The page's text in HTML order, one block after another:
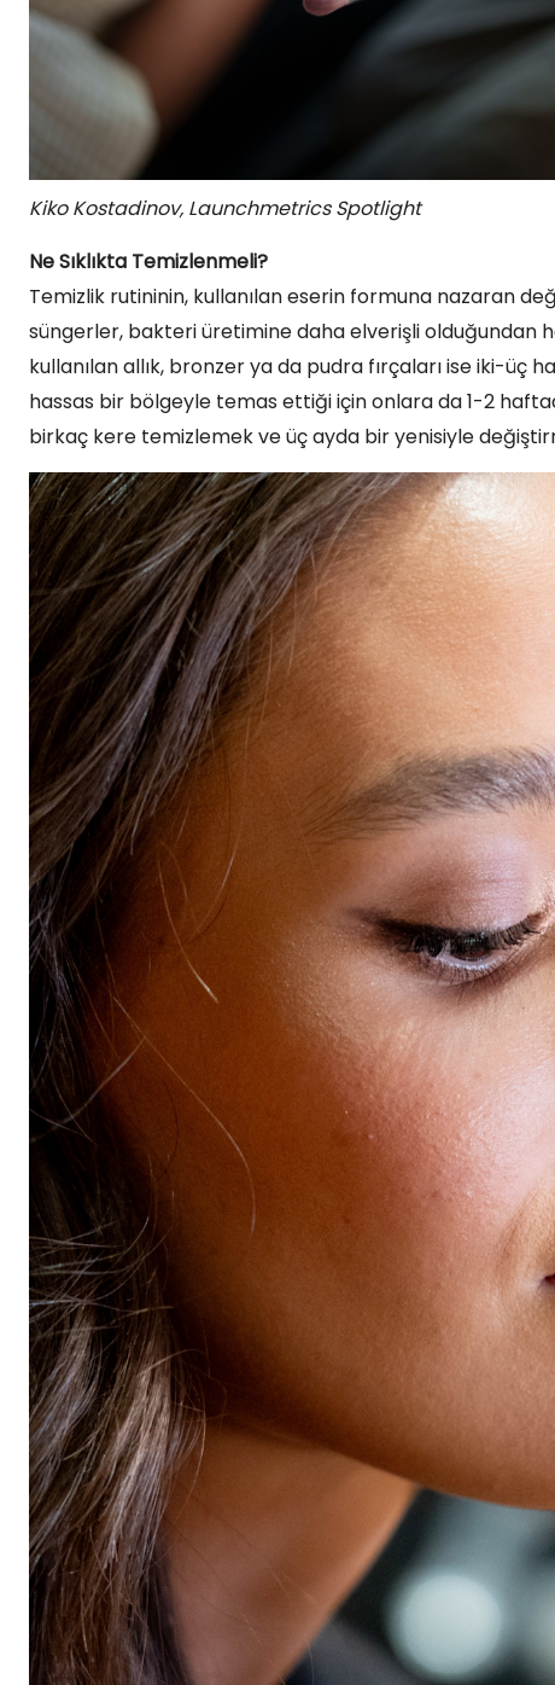
Kiko Kostadinov, Launchmetrics Spotlight
Ne Sıklıkta Temizlenmeli?
Temizlik rutininin, kullanılan eserin formuna nazaran
süngerler, bakteri üretimine daha elverişli olduğundan
kullanılan allık, bronzer ya da pudra fırçaları ise iki-üç
hassas bir bölgeyle temas ettiği için onlara da 1-2
birkaç kere temizlemek ve üç ayda bir yenisiyle